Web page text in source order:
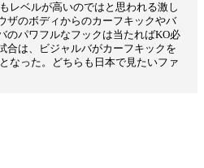
レベルが高いのではと思われる激し
ザのボディからのカーフキックやバ
のパワフルなフックは当たればKO必
合は、ビジャルバがカーフキックを
なった。どちらも日本で見たいファ